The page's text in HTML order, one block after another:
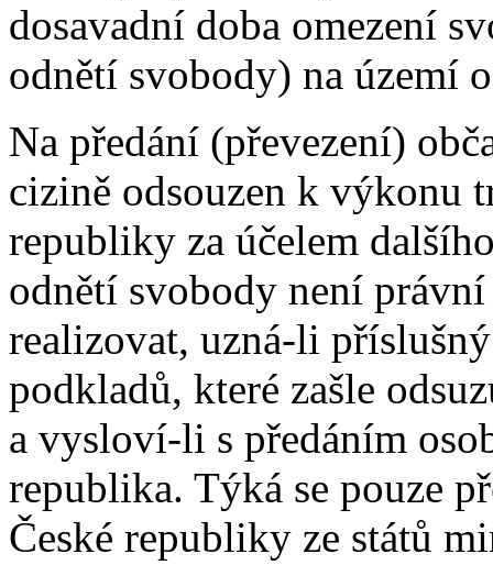
dosavadní doba omezení
odnětí svobody) na území
Na předání (převezení)
cizině odsouzen k výkonu
republiky za účelem
odnětí svobody není
realizovat, uzná-li
podkladů, které zašle
a vysloví-li s předáním
republika. Týká se pouze
České republiky ze států